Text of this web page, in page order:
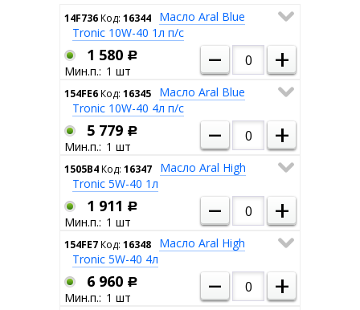
14F736Код: 16344
Масло Aral Blue
Tronic 10W-40 1л п/с
1 580 Р
1 – +
154FE6Код: 16345
Масло Aral Blue
Tronic 10W-40 4л п/с
5 779 Р
1 – +
1505B4Код: 16347
Масло Aral High
Tronic 5W-40 1л
1 911 Р
1 – +
154FE7Код: 16348
Масло Aral High
Tronic 5W-40 4л
6 960 Р
1 – +